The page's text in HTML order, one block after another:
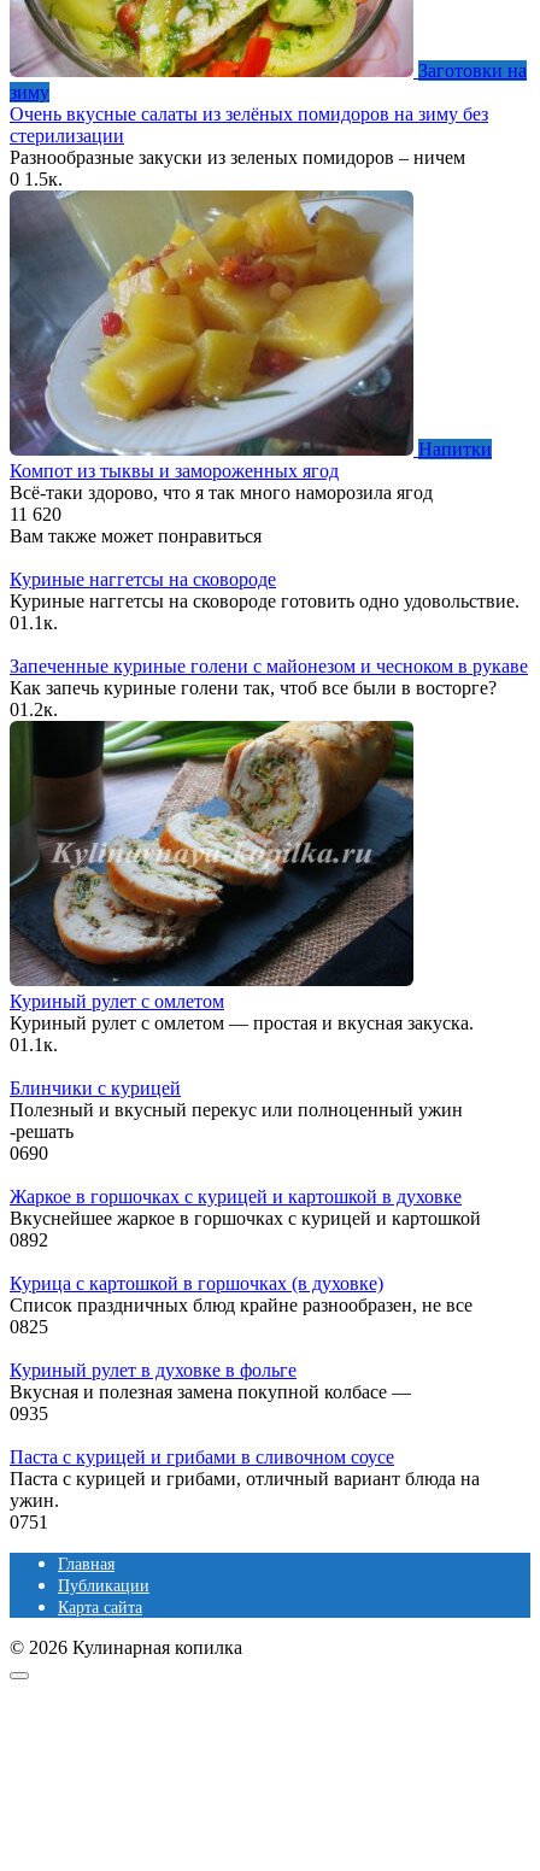
Заготовки на
зиму
Очень вкусные салаты из зелёных помидоров на зиму без
стерилизации
Разнообразные закуски из зеленых помидоров – ничем
0 1.5к.
Напитки
Компот из тыквы и замороженных ягод
Всё-таки здорово, что я так много наморозила ягод
11 620
Вам также может понравиться
Куриные наггетсы на сковороде
Куриные наггетсы на сковороде готовить одно удовольствие.
01.1к.
Запеченные куриные голени с майонезом и чесноком в рукаве
Как запечь куриные голени так, чтоб все были в восторге?
01.2к.
Куриный рулет с омлетом
Куриный рулет с омлетом — простая и вкусная закуска.
01.1к.
Блинчики с курицей
Полезный и вкусный перекус или полноценный ужин
-решать
0690
Жаркое в горшочках с курицей и картошкой в духовке
Вкуснейшее жаркое в горшочках с курицей и картошкой
0892
Курица с картошкой в горшочках (в духовке)
Список праздничных блюд крайне разнообразен, не все
0825
Куриный рулет в духовке в фольге
Вкусная и полезная замена покупной колбасе —
0935
Паста с курицей и грибами в сливочном соусе
Паста с курицей и грибами, отличный вариант блюда на
ужин.
0751
Главная
Публикации
Карта сайта
© 2026 Кулинарная копилка